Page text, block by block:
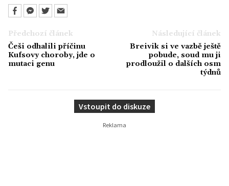
Předchozí článek
Češi odhalili příčinu
Kufsovy choroby, jde o
mutaci genu
Následující článek
Breivik si ve vazbě ještě
pobude, soud mu ji
prodloužil o dalších osm
týdnů
Vstoupit do diskuze